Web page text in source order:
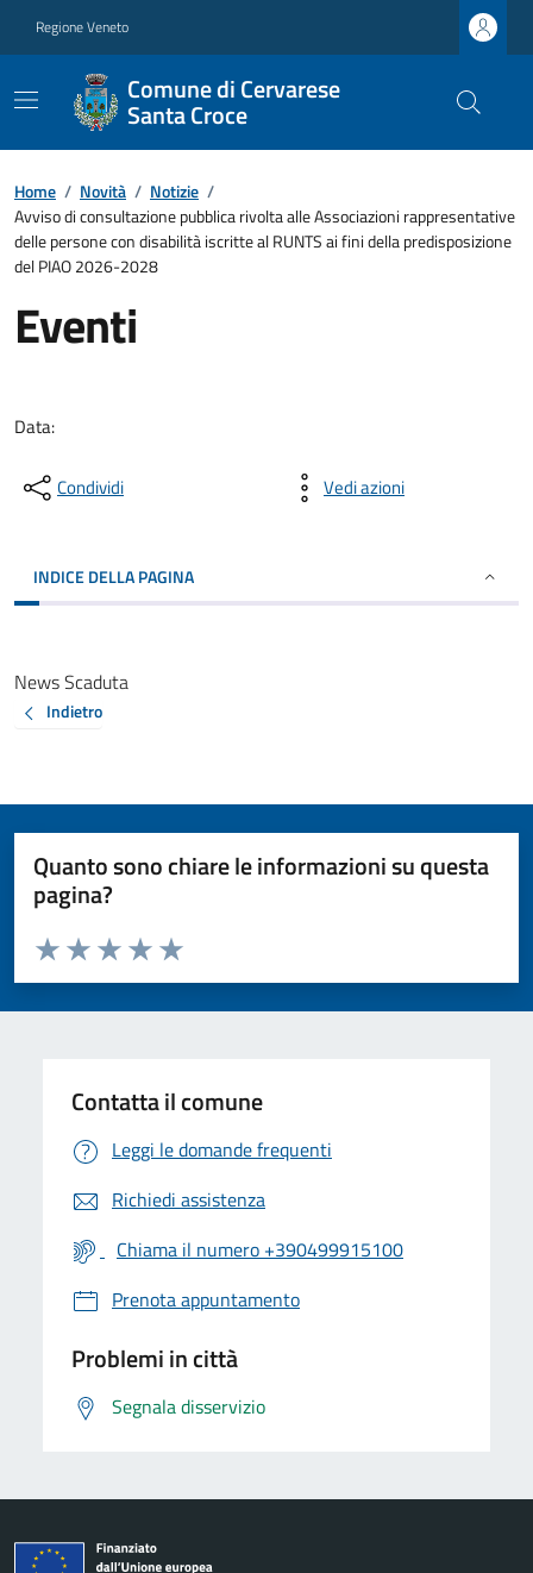
Regione Veneto
Comune di Cervarese
Santa Croce
Home / Novità / Notizie /
Avviso di consultazione pubblica rivolta alle Associazioni rappresentative
delle persone con disabilità iscritte al RUNTS ai fini della predisposizione
del PIAO 2026-2028
Eventi
Data:
Condividi Vedi azioni
INDICE DELLA PAGINA
News Scaduta
Indietro
Quanto sono chiare le informazioni su questa
pagina?
Valuta da 1 a 5 stelle la pagina
Valuta 5 stelle su 5
Valuta 4 stelle su 5
Valuta 3 stelle su 5
Valuta 2 stelle su 5
Valuta 1 stelle su 5
Contatta il comune
Leggi le domande frequenti
Richiedi assistenza
Chiama il numero +390499915100
Prenota appuntamento
Problemi in città
Segnala disservizio